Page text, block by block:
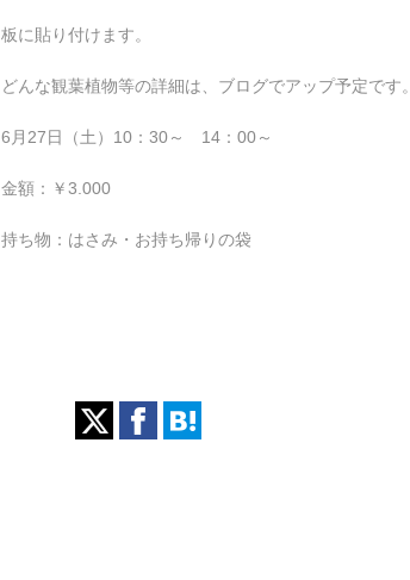
板に貼り付けます。
どんな観葉植物等の詳細は、ブログでアップ予定です。
6月27日（土）10：30～ 14：00～
金額：￥3.000
持ち物：はさみ・お持ち帰りの袋